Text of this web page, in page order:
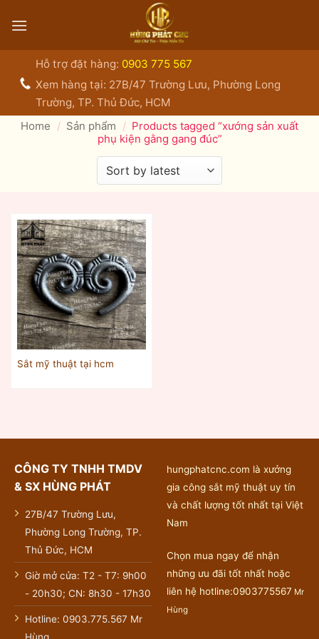
qua
Hỗ trợ đặt hàng: 0903 775 567
Xem hàng tại: 27B/47 Trường Lưu, Phường Long
Trường, TP. Thủ Đức, HCM
Home / Sản phẩm / Products tagged “xướng sản xuất
phụ kiện gằng gang đúc”
Sắt mỹ thuật tại hcm
CÔNG TY TNHH TMDV
& SX HÙNG PHÁT
27B/47 Trường Lưu,
Phường Long Trường, TP.
Thủ Đức, HCM
Giờ mở cửa: T2 - T7: 9h00
- 20h30; CN: 8h30 - 17h30
Hotline: 0903.775.567 Mr
hungphatcnc.com là xưởng
gia công sắt mỹ thuật uy tín
và chất lượng tốt nhất tại Việt
Nam
Chọn mua ngay để nhận
những ưu đãi tốt nhất hoặc
liên hệ hotline:0903775567 Mr
Hùng